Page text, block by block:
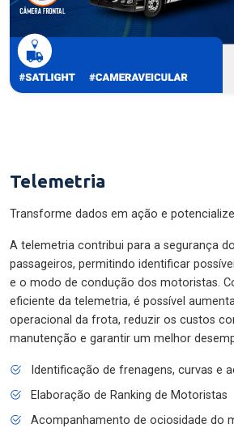
Telemetria
Transforme dados em ação e
A telemetria contribui para a segurança
passageiros, permitindo identificar
e o modo de condução dos motoristas.
eficiente da telemetria, é possível
operacional da frota, reduzir os custos
manutenção e garantir um melhor
Identificação de frenagens, curvas e
Elaboração de Ranking de Motoristas
Acompanhamento de ociosidade do